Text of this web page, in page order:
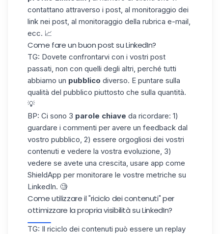
contattano attraverso i post, al monitoraggio dei
link nei post, al monitoraggio della rubrica e-mail,
ecc. 📈
Come fare un buon post su LinkedIn?
TG: Dovete confrontarvi con i vostri post
passati, non con quelli degli altri, perché tutti
abbiamo un pubblico diverso. E puntare sulla
qualità del pubblico piuttosto che sulla quantità.
💡
BP: Ci sono 3 parole chiave da ricordare: 1)
guardare i commenti per avere un feedback dal
vostro pubblico, 2) essere orgogliosi dei vostri
contenuti e vedere la vostra evoluzione, 3)
vedere se avete una crescita, usare app come
ShieldApp per monitorare le vostre metriche su
LinkedIn. 🧐
Come utilizzare il "riciclo dei contenuti" per
ottimizzare la propria visibilità su LinkedIn?
TG: Il riciclo dei contenuti può essere un replay